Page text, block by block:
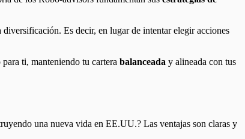
Es decir, en lugar de intentar elegir acciones
ti, manteniendo tu cartera balanceada y alineada con tus
una nueva vida en EE.UU.? Las ventajas son claras y